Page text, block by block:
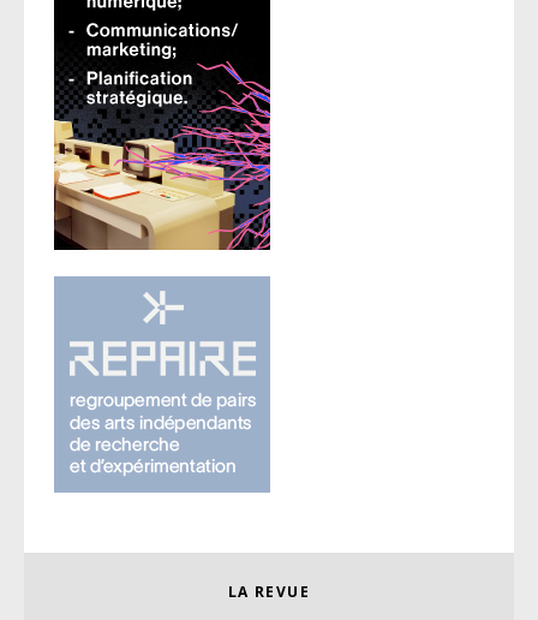
LA REVUE